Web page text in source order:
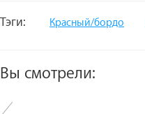
Тэги: Красный/бордо
Вы смотрели: